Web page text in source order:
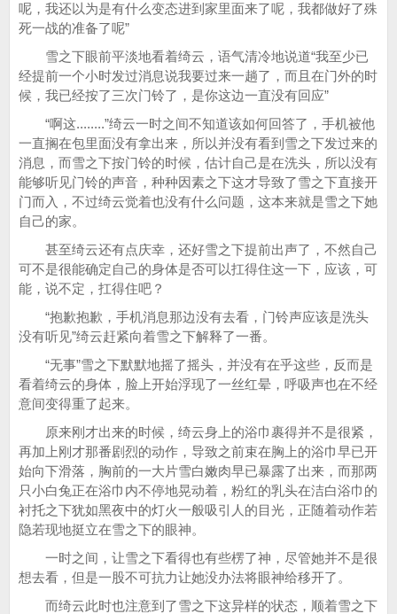
呢，我还以为是有什么变态进到家里面来了呢，我都做好了殊
死一战的准备了呢”
雪之下眼前平淡地看着绮云，语气清冷地说道“我至少已
经提前一个小时发过消息说我要过来一趟了，而且在门外的时
候，我已经按了三次门铃了，是你这边一直没有回应”
“啊这........”绮云一时之间不知道该如何回答了，手机被他
一直搁在包里面没有拿出来，所以并没有看到雪之下发过来的
消息，而雪之下按门铃的时候，估计自己是在洗头，所以没有
能够听见门铃的声音，种种因素之下这才导致了雪之下直接开
门而入，不过绮云觉着也没有什么问题，这本来就是雪之下她
自己的家。
甚至绮云还有点庆幸，还好雪之下提前出声了，不然自己
可不是很能确定自己的身体是否可以扛得住这一下，应该，可
能，说不定，扛得住吧？
“抱歉抱歉，手机消息那边没有去看，门铃声应该是洗头
没有听见”绮云赶紧向着雪之下解释了一番。
“无事”雪之下默默地摇了摇头，并没有在乎这些，反而是
看着绮云的身体，脸上开始浮现了一丝红晕，呼吸声也在不经
意间变得重了起来。
原来刚才出来的时候，绮云身上的浴巾裹得并不是很紧，
再加上刚才那番剧烈的动作，导致之前束在胸上的浴巾早已开
始向下滑落，胸前的一大片雪白嫩肉早已暴露了出来，而那两
只小白兔正在浴巾内不停地晃动着，粉红的乳头在洁白浴巾的
衬托之下犹如黑夜中的灯火一般吸引人的目光，正随着动作若
隐若现地挺立在雪之下的眼神。
一时之间，让雪之下看得也有些楞了神，尽管她并不是很
想去看，但是一股不可抗力让她没办法将眼神给移开了。
而绮云此时也注意到了雪之下这异样的状态，顺着雪之下